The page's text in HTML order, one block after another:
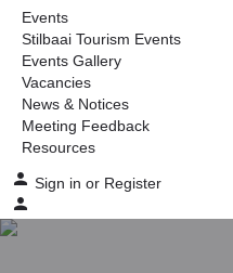
Events
Stilbaai Tourism Events
Events Gallery
Vacancies
News & Notices
Meeting Feedback
Resources
Sign in or Register